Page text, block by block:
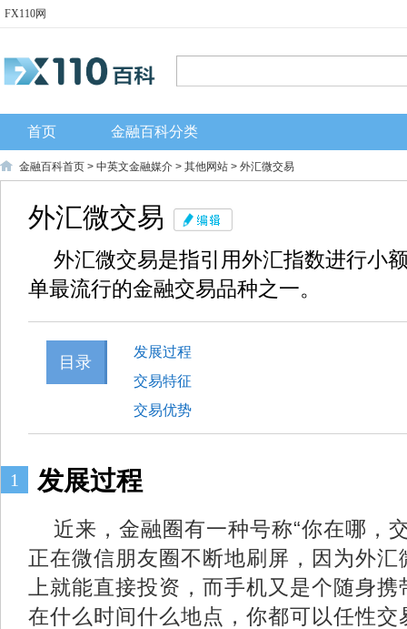
FX110网
首页 金融百科分类
金融百科首页 > 中英文金融媒介 > 其他网站 > 外汇微交易
外汇微交易
外汇微交易是指引用外汇指数进行小
单最流行的金融交易品种之一。
目录
发展过程
交易特征
交易优势
1 发展过程
近来，金融圈有一种号称“你在哪，
正在微信朋友圈不断地刷屏，因为外
上就能直接投资，而手机又是个随身
在什么时间什么地点，你都可以任性